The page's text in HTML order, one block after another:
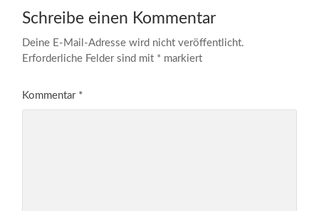
Schreibe einen Kommentar
Deine E-Mail-Adresse wird nicht veröffentlicht.
Erforderliche Felder sind mit * markiert
Kommentar *